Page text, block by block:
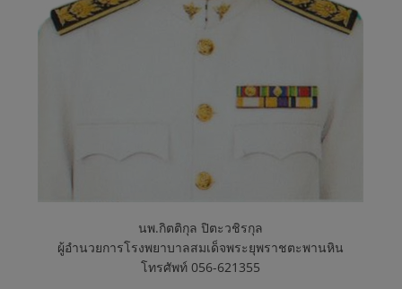
นพ.กิตติกุล ปิตะวชิรกุล
ผู้อำนวยการโรงพยาบาลสมเด็จพระยุพราชตะพานหิน
โทรศัพท์ 056-621355